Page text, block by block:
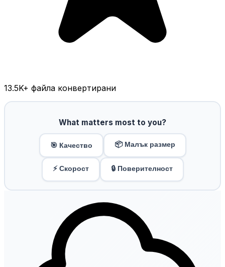
13.5K+ файла конвертирани
What matters most to you?
🎯 Качество 📦 Малък размер
⚡ Скорост 🔒 Поверителност